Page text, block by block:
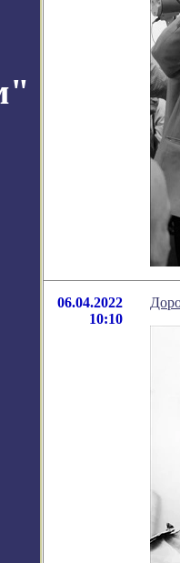
06.04.2022
10:10